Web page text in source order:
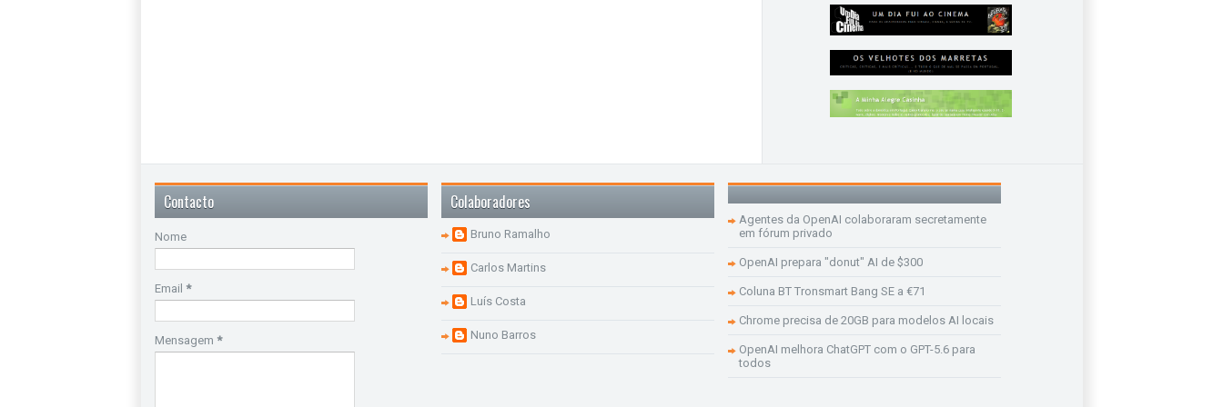
Contacto
Nome
Email *
Mensagem *
Colaboradores
Bruno Ramalho
Carlos Martins
Luís Costa
Nuno Barros
Agentes da OpenAI colaboraram secretamente
em fórum privado
OpenAI prepara "donut" AI de $300
Coluna BT Tronsmart Bang SE a €71
Chrome precisa de 20GB para modelos AI locais
OpenAI melhora ChatGPT com o GPT-5.6 para
todos